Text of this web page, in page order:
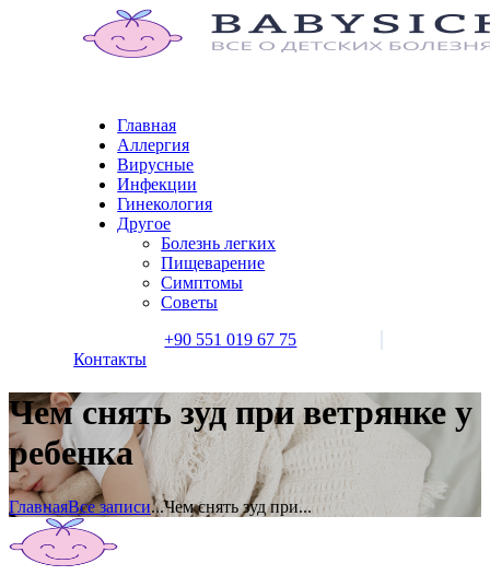
Главная
Аллергия
Вирусные
Инфекции
Гинекология
Другое
Болезнь легких
Пищеварение
Симптомы
Советы
+90 551 019 67 75
Контакты
Чем снять зуд при ветрянке у
ребенка
ГлавнаяВсе записи...Чем снять зуд при...